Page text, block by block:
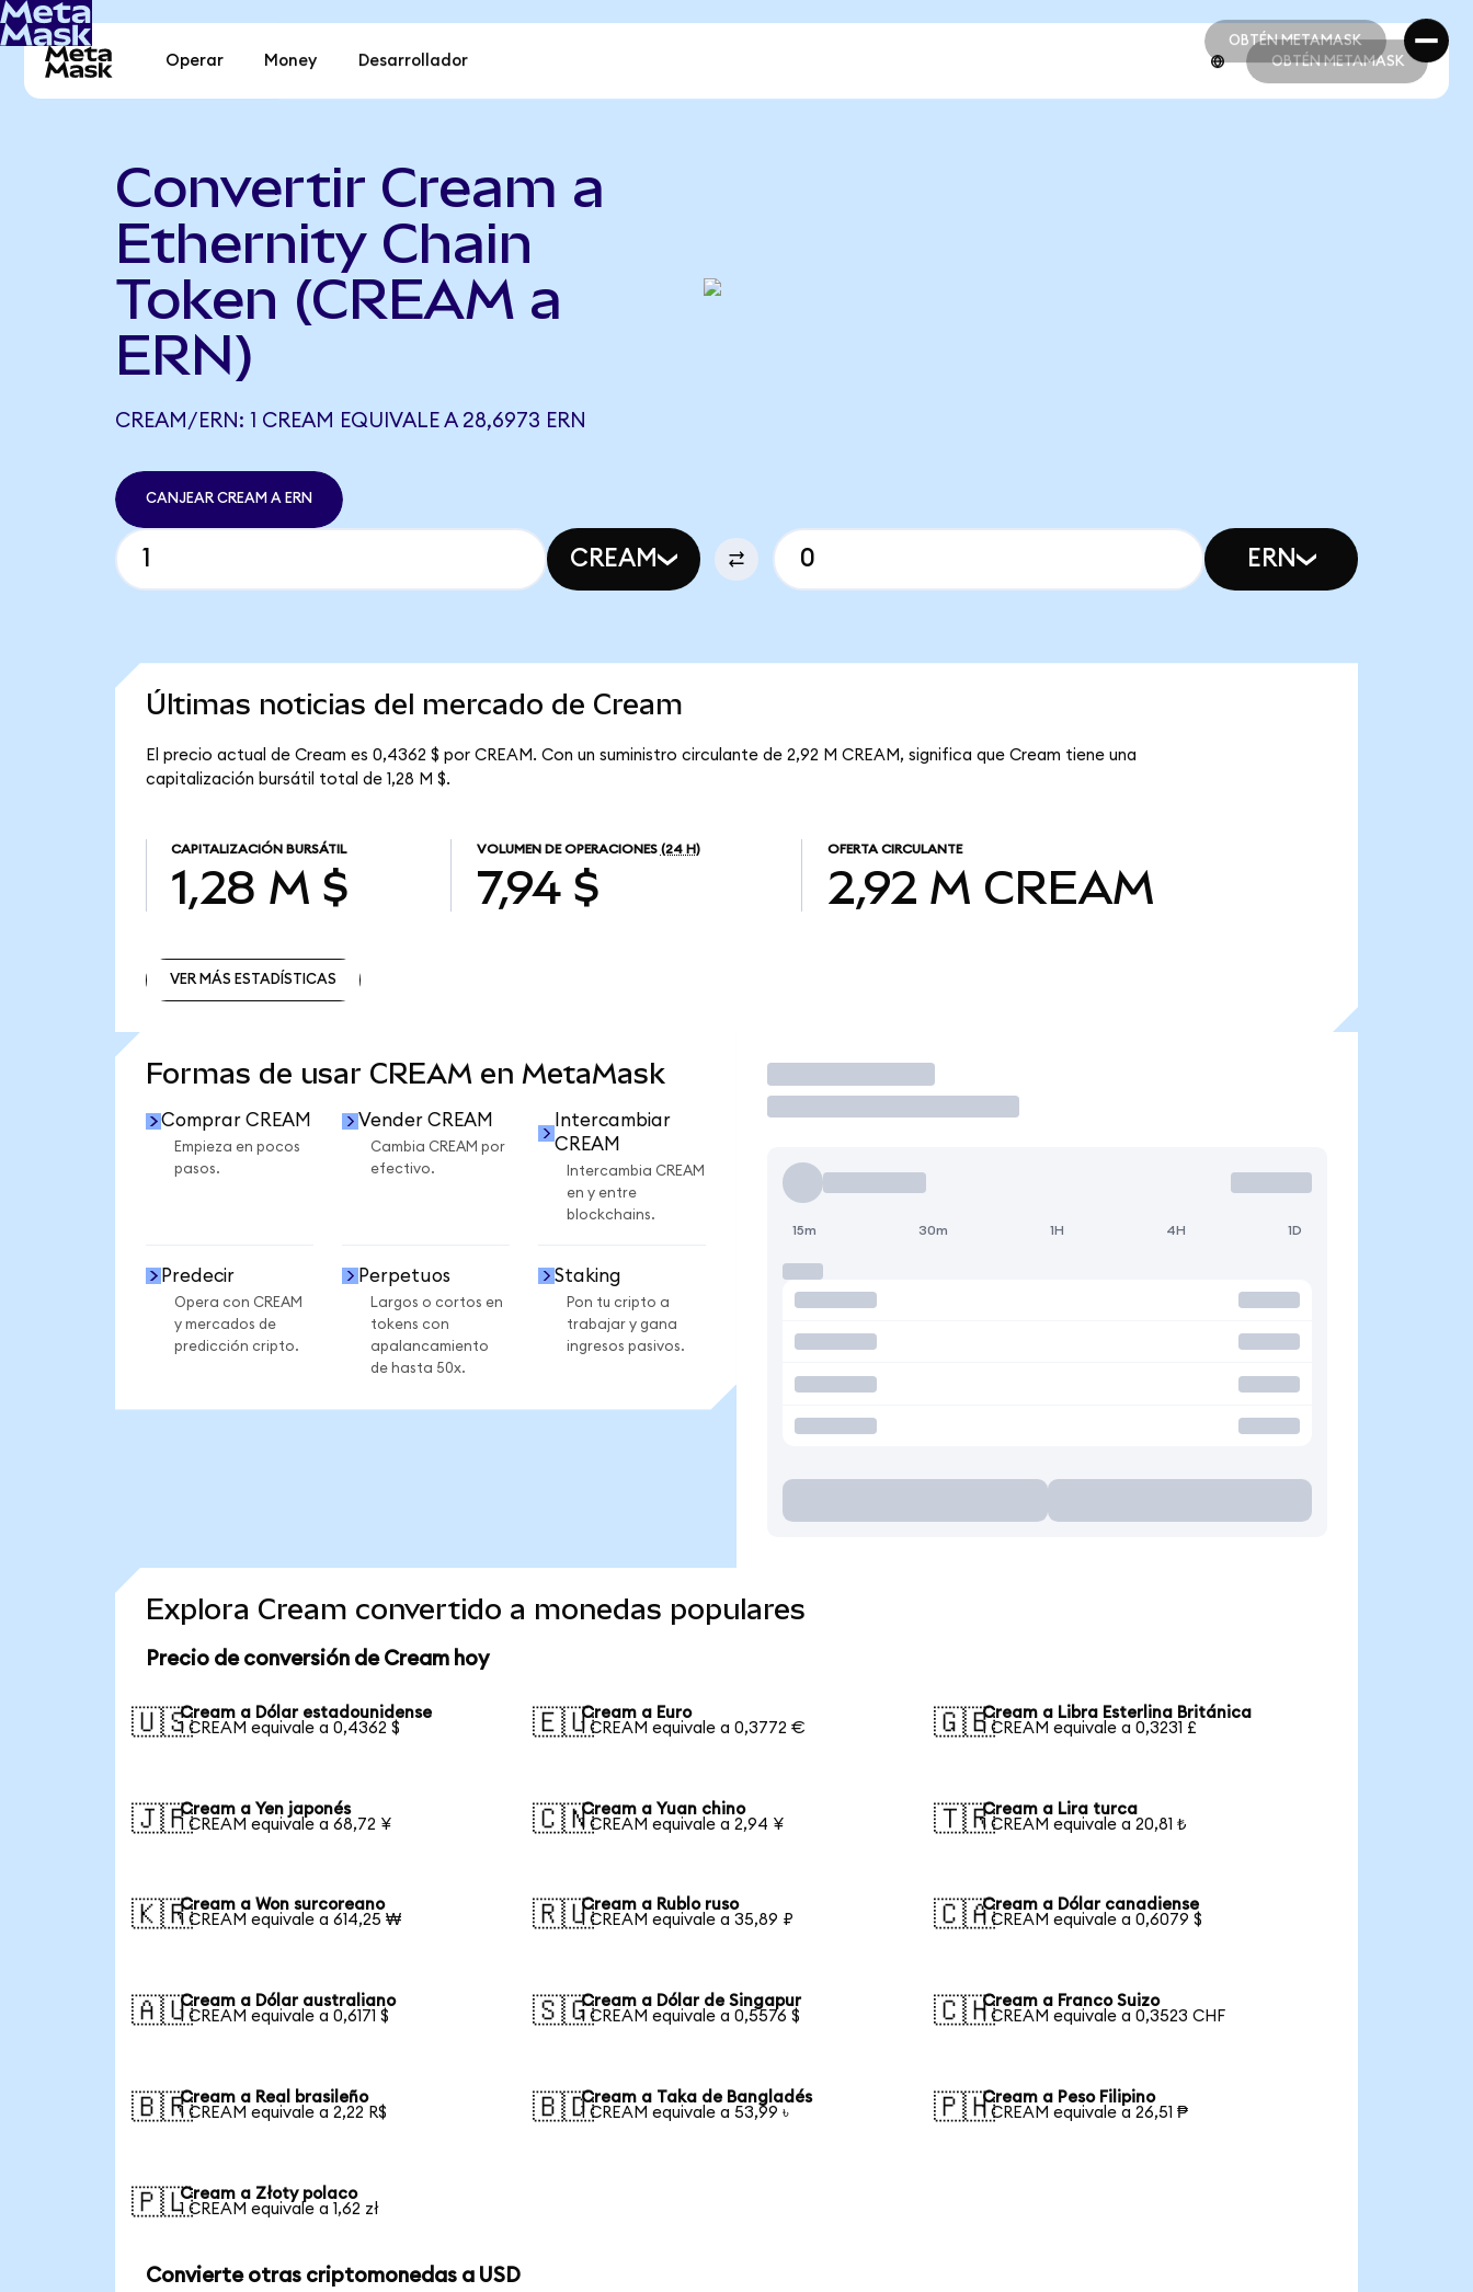
OBTÉN METAMASK
OBTÉN METAMASK
Operar Money Desarrollador OBTÉN METAMASK
Convertir Cream a
Ethernity Chain
Token (CREAM a
ERN)
CREAM/ERN: 1 CREAM EQUIVALE A 28,6973 ERN
CANJEAR CREAM A ERN
CREAM ERN
Últimas noticias del mercado de Cream
El precio actual de Cream es 0,4362 $ por CREAM. Con un suministro circulante de 2,92 M CREAM, significa que Cream tiene una
capitalización bursátil total de 1,28 M $.
CAPITALIZACIÓN BURSÁTIL
1,28 M $
VOLUMEN DE OPERACIONES (24 H)
7,94 $
OFERTA CIRCULANTE
2,92 M CREAM
VER MÁS ESTADÍSTICAS
Formas de usar CREAM en MetaMask
Comprar CREAM
Empieza en pocos
pasos.
Vender CREAM
Cambia CREAM por
efectivo.
Intercambiar
CREAM
Intercambia CREAM
en y entre
blockchains.
Predecir
Opera con CREAM
y mercados de
predicción cripto.
Perpetuos
Largos o cortos en
tokens con
apalancamiento
de hasta 50x.
Staking
Pon tu cripto a
trabajar y gana
ingresos pasivos.
Operar
15m 30m 1H 4H 1D
Explora Cream convertido a monedas populares
Precio de conversión de Cream hoy
🇺🇸Cream a Dólar estadounidense
1 CREAM equivale a 0,4362 $
🇪🇺Cream a Euro
1 CREAM equivale a 0,3772 €
🇬🇧Cream a Libra Esterlina Británica
1 CREAM equivale a 0,3231 £
🇯🇵Cream a Yen japonés
1 CREAM equivale a 68,72 ¥
🇨🇳Cream a Yuan chino
1 CREAM equivale a 2,94 ¥
🇹🇷Cream a Lira turca
1 CREAM equivale a 20,81 ₺
🇰🇷Cream a Won surcoreano
1 CREAM equivale a 614,25 ₩
🇷🇺Cream a Rublo ruso
1 CREAM equivale a 35,89 ₽
🇨🇦Cream a Dólar canadiense
1 CREAM equivale a 0,6079 $
🇦🇺Cream a Dólar australiano
1 CREAM equivale a 0,6171 $
🇸🇬Cream a Dólar de Singapur
1 CREAM equivale a 0,5576 $
🇨🇭Cream a Franco Suizo
1 CREAM equivale a 0,3523 CHF
🇧🇷Cream a Real brasileño
1 CREAM equivale a 2,22 R$
🇧🇩Cream a Taka de Bangladés
1 CREAM equivale a 53,99 ৳
🇵🇭Cream a Peso Filipino
1 CREAM equivale a 26,51 ₱
🇵🇱Cream a Złoty polaco
1 CREAM equivale a 1,62 zł
Convierte otras criptomonedas a USD